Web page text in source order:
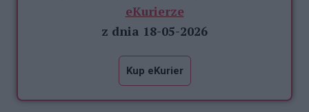
eKurierze
z dnia 18-05-2026
Kup eKurier